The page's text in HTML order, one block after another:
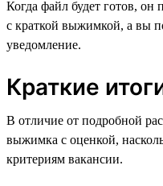
Когда файл будет готов, он
с краткой выжимкой, а вы
уведомление.
Краткие
В отличие от подробной
выжимка с оценкой,
критериям вакансии.